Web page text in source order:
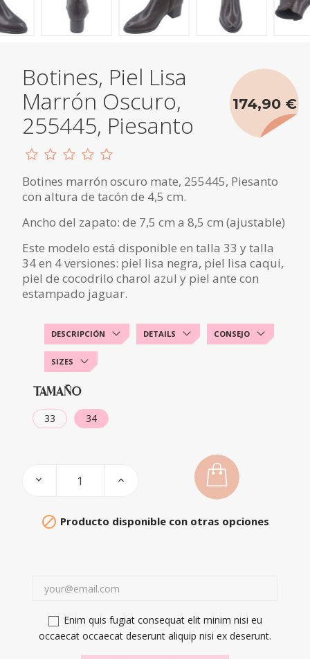
Botines, Piel Lisa
Marrón Oscuro,
255445, Piesanto
Botines marrón oscuro mate, 255445, Piesanto
con altura de tacón de 4,5 cm.
Ancho del zapato: de 7,5 cm a 8,5 cm (ajustable)
Este modelo está disponible en talla 33 y talla
34 en 4 versiones: piel lisa negra, piel lisa caqui,
piel de cocodrilo charol azul y piel ante con
estampado jaguar.
174,90 €
DESCRIPCIÓN DETAILS CONSEJO
SIZES
TAMAÑO
33 34
 Producto disponible con otras opciones
Enim quis fugiat consequat elit minim nisi eu
occaecat occaecat deserunt aliquip nisi ex deserunt.